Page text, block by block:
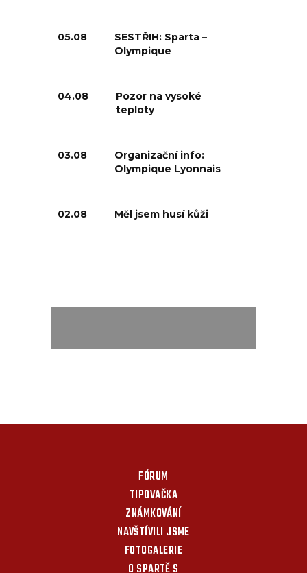
05.08
SESTŘIH: Sparta –
Olympique
04.08
Pozor na vysoké
teploty
03.08
Organizační info:
Olympique Lyonnais
02.08 Měl jsem husí kůži
FÓRUM
TIPOVAČKA
ZNÁMKOVÁNÍ
NAVŠTÍVILI JSME
FOTOGALERIE